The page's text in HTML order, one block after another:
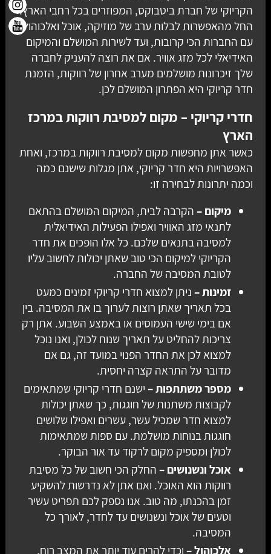
הקריוקי של חברת ביטבוקס, המפוזרים בכל רחבי הארץ.
החל מהאפשרות לבלות ערב של מוזיקה, אוכל ואלכוהול,
עם החברות הכי קרובות, ועד לשירות המושלם והמיקום
האידיאלי לכל מזג אוויר. אם את רוצה להעניק לחברה
שלך זיכרונות מושלמים מערב אחרון של רווקות, הזמנת
חדר קריוקי היא הפתרון המושלם לכן.
חדרי קריוקי – מקום למסיבת רווקות במרכז
הארץ
כאשר אתן מחפשות מקום למסיבת רווקות במרכז, ואחת
האפשרויות היא חדר קריוקי, אתן מגלות שישנם כמה
וכמה יתרונות לבחירה זו:
מיקום –הקרבה לבית, המיקום המושלם בהתאם
לתנאי מזג האוויר ואפילו הפעילות האידיאלית
למסיבה בתנאים שלכם. כל אלו הופכים את חדר
הקריוקי למיקום הכי טוב שאתן יכולות לחשוב עליו
לטובת המסיבה של החברה.
זמינות –ניתן למצוא חדרי קריוקי זמינים כמעט
בכל תאריך שאתן רוצות לערוך בו את המסיבה. בין
אם בימי שישי העמוסים או באמצע השבוע. אתן רק
צריכות להחליט על תאריך שנוח לכולן, ואנו נוכל
למצוא לכן את החדר הפנוי במועד זה, גם אם
מדובר על התראה קצרה יחסית.
מספר משתתפות –ישנם חדרי קריוקי שמתאימים
לקבוצות משתנות של חוגגות, כך שאתן יכולות
למצוא חדר שמכיל עשר, עשרים ואפילו שלושים
חוגגות בנוחות מושלמת. עם ספות שמתאימות
לכולן ומספיק מקום לרקוד עד אור הבוקר.
אוכל ונשנושים –החלק הכי חשוב של כל מסיבת
רווקות הוא האוכל. ואם אתן לא נדרשות להשקיע
זמן בהכנתו, מה טוב. אנו נספק לכם תפריט עשיר
וטעים של אוכל ונשנושים עד לחדר, לאורך כל
המסיבה.
אלכוהול –וכדי להרים עוד יותר את המצב רוח,